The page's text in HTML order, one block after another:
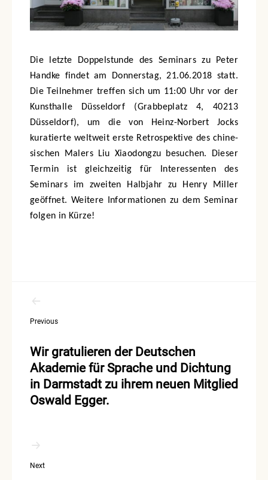
Die letzte Doppelstunde des Seminars zu Peter
Handke findet am Donnerstag, 21.06.2018 statt.
Die Teilnehmer treffen sich um 11:00 Uhr vor der
Kunsthalle Düsseldorf (Grabbeplatz 4, 40213
Düsseldorf), um die von Heinz-Norbert Jocks
kuratierte welt­weit ers­te Re­tro­spek­ti­ve des chi­ne­
si­schen Ma­lers Liu Xiaodongzu besuchen. Dieser
Termin ist gleichzeitig für Interessenten des
Seminars im zweiten Halbjahr zu Henry Miller
geöffnet. Weitere Informationen zu dem Seminar
folgen in Kürze!
Previous
Wir gratulieren der Deutschen
Akademie für Sprache und Dichtung
in Darmstadt zu ihrem neuen Mitglied
Oswald Egger.
Next